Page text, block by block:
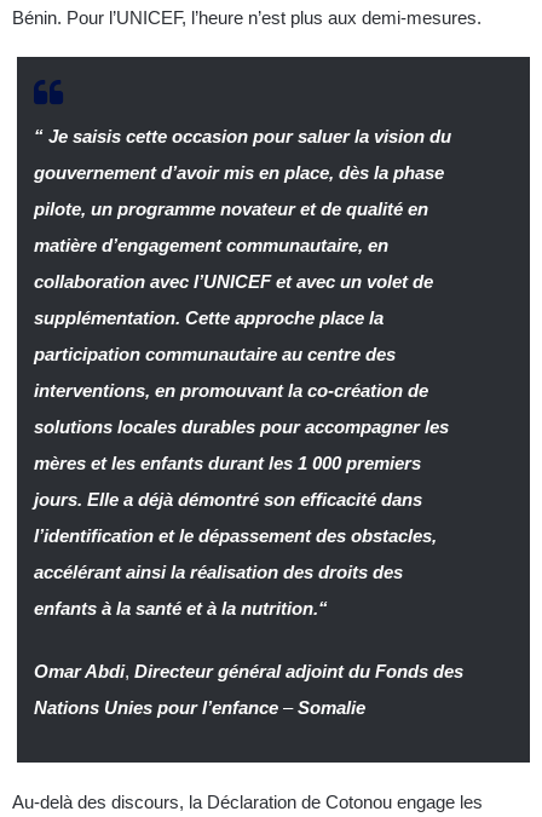
Bénin. Pour l’UNICEF, l’heure n’est plus aux demi-mesures.
“ Je saisis cette occasion pour saluer la vision du
gouvernement d’avoir mis en place, dès la phase
pilote, un programme novateur et de qualité en
matière d’engagement communautaire, en
collaboration avec l’UNICEF et avec un volet de
supplémentation. Cette approche place la
participation communautaire au centre des
interventions, en promouvant la co-création de
solutions locales durables pour accompagner les
mères et les enfants durant les 1 000 premiers
jours. Elle a déjà démontré son efficacité dans
l’identification et le dépassement des obstacles,
accélérant ainsi la réalisation des droits des
enfants à la santé et à la nutrition.“
Omar Abdi, Directeur général adjoint du Fonds des
Nations Unies pour l’enfance–Somalie
Au-delà des discours, la Déclaration de Cotonou engage les